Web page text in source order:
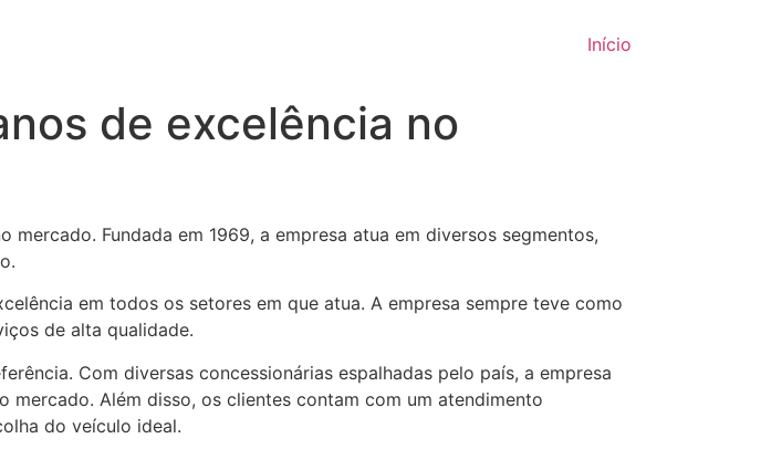
Início
de excelência no
Fundada em 1969, a empresa atua em diversos segmentos,
em todos os setores em que atua. A empresa sempre teve como
de alta qualidade.
Com diversas concessionárias espalhadas pelo país, a empresa
mercado. Além disso, os clientes contam com um atendimento
do veículo ideal.